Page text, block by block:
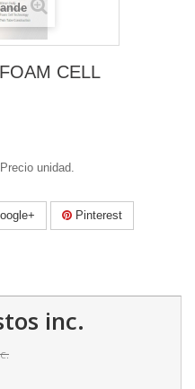
CELL
unidad.
Pinterest
inc.